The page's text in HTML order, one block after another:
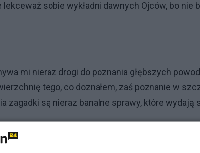
sobie wykładni dawnych Ojców, bo nie
mi nieraz drogi do poznania głębszych
tego, co doznałem, zaś poznanie w
zagadki są nieraz banalne sprawy, które wydają
a niektóre są na tyle trudne, że nieraz